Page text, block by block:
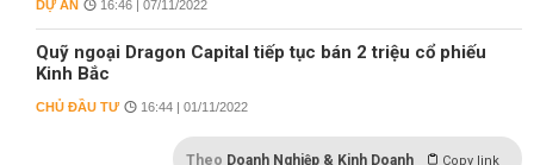
DỰ ÁN 16:46 | 07/11/2022
Quỹ ngoại Dragon Capital tiếp tục bán 2 triệu cổ phiếu
Kinh Bắc
CHỦ ĐẦU TƯ 16:44 | 01/11/2022
Theo Doanh Nghiệp & Kinh Doanh Copy link